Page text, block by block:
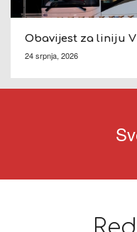
Obavijest za liniju
24 srpnja, 2026